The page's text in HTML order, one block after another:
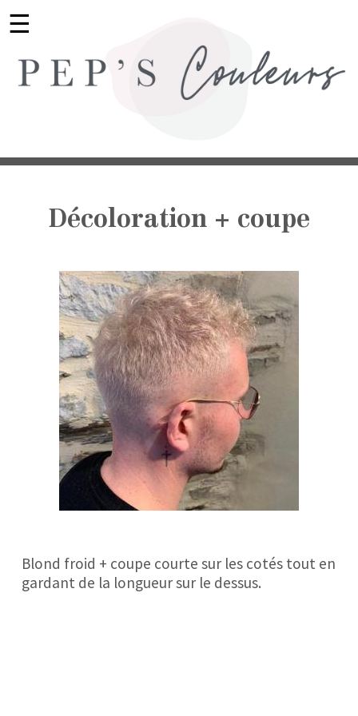
☰
Décoloration + coupe
Blond froid + coupe courte sur les cotés tout en
gardant de la longueur sur le dessus.